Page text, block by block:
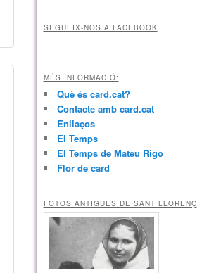
SEGUEIX-NOS A FACEBOOK
MÉS INFORMACIÓ:
Què és card.cat?
Contacte amb card.cat
Enllaços
El Temps
El Temps de Mateu Rigo
Flor de card
FOTOS ANTIGUES DE SANT LLORENÇ